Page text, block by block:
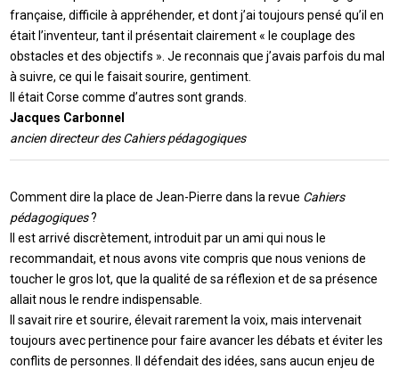
française, difficile à appréhender, et dont j’ai toujours pensé qu’il en
était l’inventeur, tant il présentait clairement « le couplage des
obstacles et des objectifs ». Je reconnais que j’avais parfois du mal
à suivre, ce qui le faisait sourire, gentiment.
Il était Corse comme d’autres sont grands.
Jacques Carbonnel
ancien directeur des Cahiers pédagogiques
Comment dire la place de Jean-Pierre dans la revue Cahiers
pédagogiques?
Il est arrivé discrètement, introduit par un ami qui nous le
recommandait, et nous avons vite compris que nous venions de
toucher le gros lot, que la qualité de sa réflexion et de sa présence
allait nous le rendre indispensable.
Il savait rire et sourire, élevait rarement la voix, mais intervenait
toujours avec pertinence pour faire avancer les débats et éviter les
conflits de personnes. Il défendait des idées, sans aucun enjeu de